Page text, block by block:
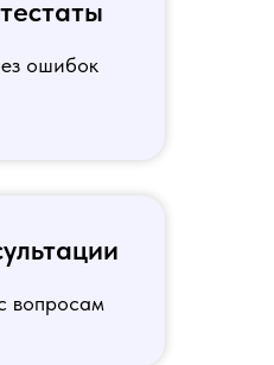
ошибок
вопросам